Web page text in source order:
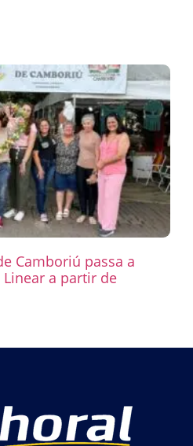
Camboriú passa a
a partir de